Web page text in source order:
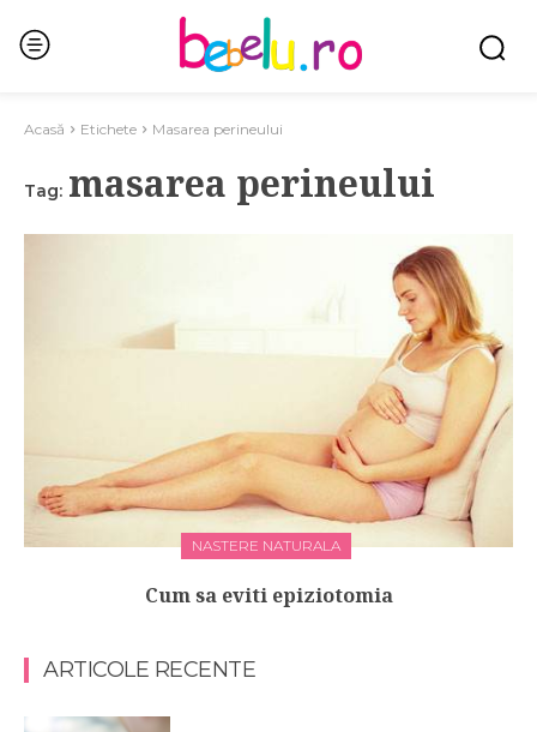
Acasă Etichete Masarea perineului
Tag: masarea perineului
NASTERE NATURALA
Cum sa eviti epiziotomia
ARTICOLE RECENTE